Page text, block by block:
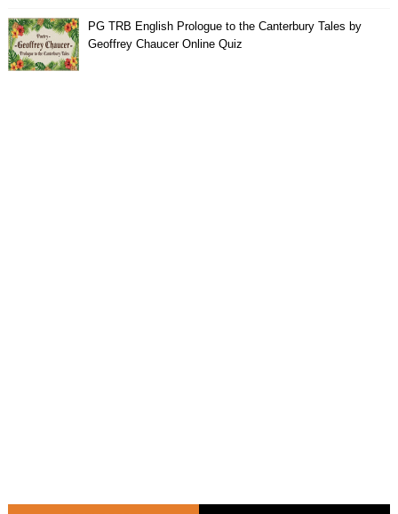
PG TRB English Prologue to the Canterbury Tales by
Geoffrey Chaucer Online Quiz